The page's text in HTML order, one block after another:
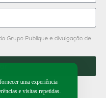
Grupo Publique e divulgação de
uma experiência
e visitas repetidas.